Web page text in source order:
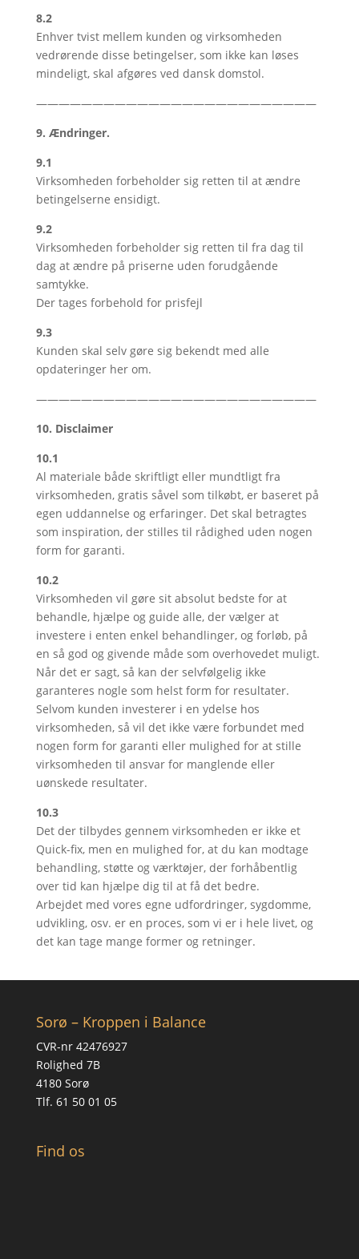
8.2
Enhver tvist mellem kunden og virksomheden
vedrørende disse betingelser, som ikke kan løses
mindeligt, skal afgøres ved dansk domstol.
—————————————————————————
9. Ændringer.
9.1
Virksomheden forbeholder sig retten til at ændre
betingelserne ensidigt.
9.2
Virksomheden forbeholder sig retten til fra dag til
dag at ændre på priserne uden forudgående
samtykke.
Der tages forbehold for prisfejl
9.3
Kunden skal selv gøre sig bekendt med alle
opdateringer her om.
—————————————————————————
10. Disclaimer
10.1
Al materiale både skriftligt eller mundtligt fra
virksomheden, gratis såvel som tilkøbt, er baseret på
egen uddannelse og erfaringer. Det skal betragtes
som inspiration, der stilles til rådighed uden nogen
form for garanti.
10.2
Virksomheden vil gøre sit absolut bedste for at
behandle, hjælpe og guide alle, der vælger at
investere i enten enkel behandlinger, og forløb, på
en så god og givende måde som overhovedet muligt.
Når det er sagt, så kan der selvfølgelig ikke
garanteres nogle som helst form for resultater.
Selvom kunden investerer i en ydelse hos
virksomheden, så vil det ikke være forbundet med
nogen form for garanti eller mulighed for at stille
virksomheden til ansvar for manglende eller
uønskede resultater.
10.3
Det der tilbydes gennem virksomheden er ikke et
Quick-fix, men en mulighed for, at du kan modtage
behandling, støtte og værktøjer, der forhåbentlig
over tid kan hjælpe dig til at få det bedre.
Arbejdet med vores egne udfordringer, sygdomme,
udvikling, osv. er en proces, som vi er i hele livet, og
det kan tage mange former og retninger.
Sorø – Kroppen i Balance
CVR-nr 42476927
Rolighed 7B
4180 Sorø
Tlf. 61 50 01 05
Find os